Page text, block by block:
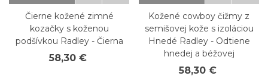
Čierne kožené zimné
kozačky s koženou
podšívkou Radley - Čierna
58,30 €
Kožené cowboy čižmy z
semišovej kože s izoláciou
Hnedé Radley - Odtiene
hnedej a béžovej
58,30 €